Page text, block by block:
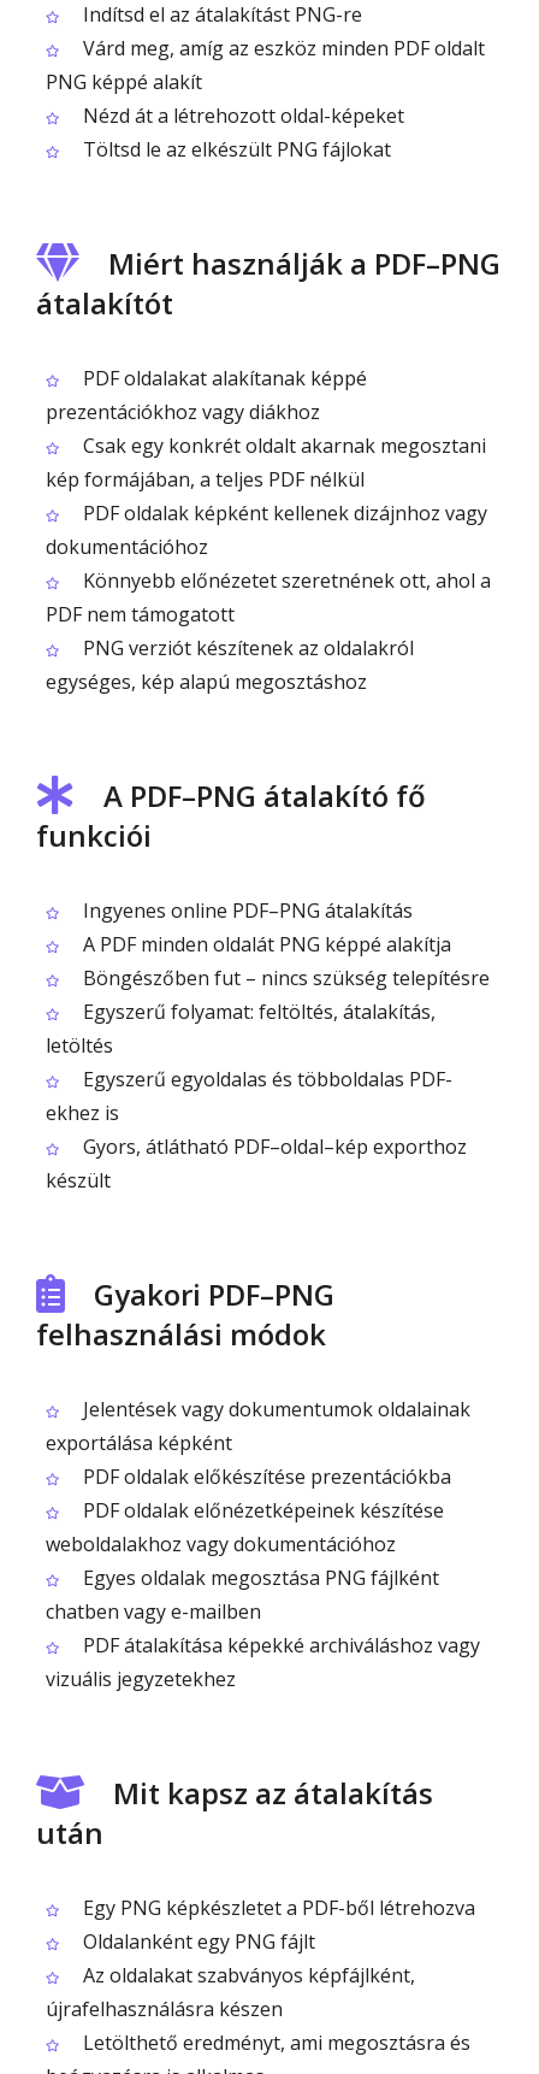
Indítsd el az átalakítást PNG-re
Várd meg, amíg az eszköz minden PDF oldalt
PNG képpé alakít
Nézd át a létrehozott oldal-képeket
Töltsd le az elkészült PNG fájlokat
Miért használják a PDF–PNG
átalakítót
PDF oldalakat alakítanak képpé
prezentációkhoz vagy diákhoz
Csak egy konkrét oldalt akarnak megosztani
kép formájában, a teljes PDF nélkül
PDF oldalak képként kellenek dizájnhoz vagy
dokumentációhoz
Könnyebb előnézetet szeretnének ott, ahol a
PDF nem támogatott
PNG verziót készítenek az oldalakról
egységes, kép alapú megosztáshoz
A PDF–PNG átalakító fő
funkciói
Ingyenes online PDF–PNG átalakítás
A PDF minden oldalát PNG képpé alakítja
Böngészőben fut – nincs szükség telepítésre
Egyszerű folyamat: feltöltés, átalakítás,
letöltés
Egyszerű egyoldalas és többoldalas PDF-
ekhez is
Gyors, átlátható PDF–oldal–kép exporthoz
készült
Gyakori PDF–PNG
felhasználási módok
Jelentések vagy dokumentumok oldalainak
exportálása képként
PDF oldalak előkészítése prezentációkba
PDF oldalak előnézetképeinek készítése
weboldalakhoz vagy dokumentációhoz
Egyes oldalak megosztása PNG fájlként
chatben vagy e-mailben
PDF átalakítása képekké archiváláshoz vagy
vizuális jegyzetekhez
Mit kapsz az átalakítás
után
Egy PNG képkészletet a PDF-ből létrehozva
Oldalanként egy PNG fájlt
Az oldalakat szabványos képfájlként,
újrafelhasználásra készen
Letölthető eredményt, ami megosztásra és